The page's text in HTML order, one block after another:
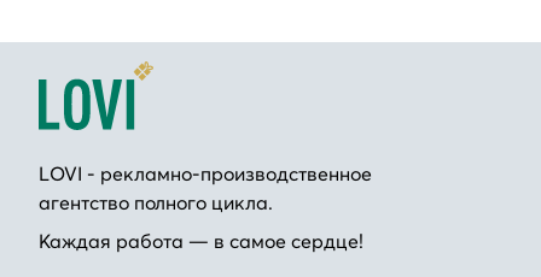
LOVI - рекламно-производственное
агентство полного цикла.
Каждая работа — в самое сердце!